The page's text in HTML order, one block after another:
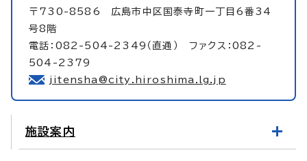
〒730-8586 広島市中区国泰寺町一丁目6番34
号8階
電話：082-504-2349（直通） ファクス：082-
504-2379
jitensha@city.hiroshima.lg.jp
施設案内